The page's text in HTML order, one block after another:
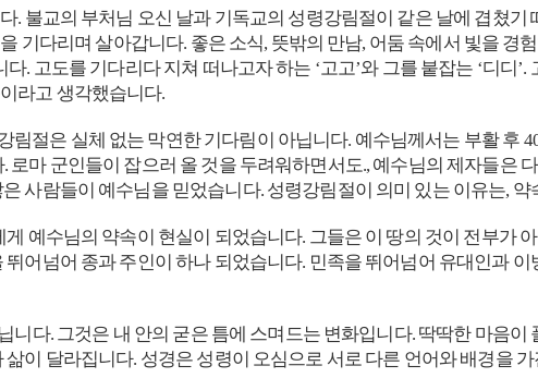
. 불교의 부처님 오신 날과 기독교의 성령강림절이 같은 날에 겹쳤
기다리며 살아갑니다. 좋은 소식, 뜻밖의 만남, 어둠 속에서 빛을
. 고도를 기다리다 지쳐 떠나고자 하는 ‘고고’와 그를 붙잡는 ‘디디
라고 생각했습니다.
림절은 실체 없는 막연한 기다림이 아닙니다. 예수님께서는 부활 후
로마 군인들이 잡으러 올 것을 두려워하면서도., 예수님의 제자들은
사람들이 예수님을 믿었습니다. 성령강림절이 의미 있는 이유는,
예수님의 약속이 현실이 되었습니다. 그들은 이 땅의 것이 전부가
어넘어 종과 주인이 하나 되었습니다. 민족을 뛰어넘어 유대인과
니다. 그것은 내 안의 굳은 틈에 스며드는 변화입니다. 딱딱한 마음
이 달라집니다. 성경은 성령이 오심으로 서로 다른 언어와 배경을